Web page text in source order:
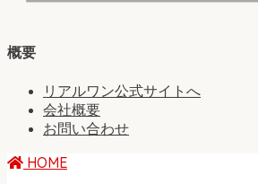
概要
リアルワン公式サイトへ
会社概要
お問い合わせ
HOME